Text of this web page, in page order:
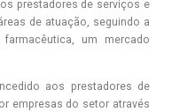
prestadores de serviços e
de atuação, seguindo a
um mercado
aos prestadores de
empresas do setor através